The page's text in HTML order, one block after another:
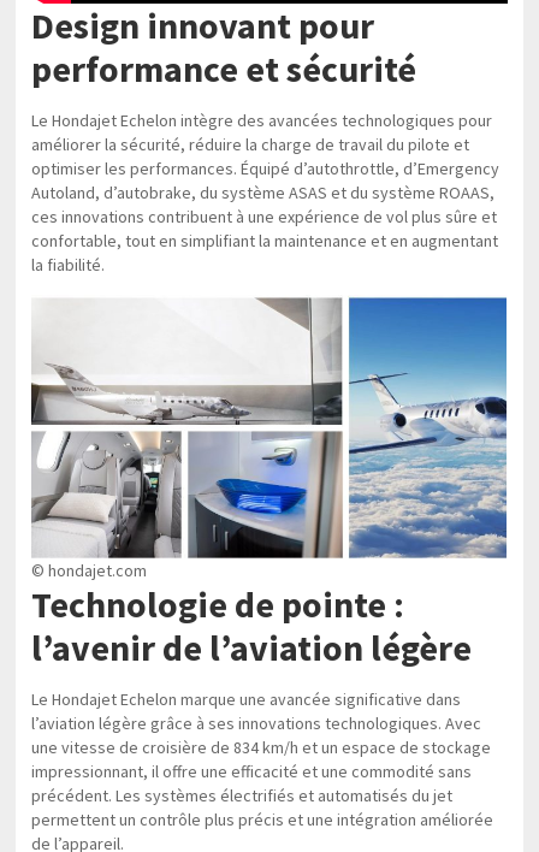
Design innovant pour
performance et sécurité
Le Hondajet Echelon intègre des avancées technologiques pour
améliorer la sécurité, réduire la charge de travail du pilote et
optimiser les performances. Équipé d’autothrottle, d’Emergency
Autoland, d’autobrake, du système ASAS et du système ROAAS,
ces innovations contribuent à une expérience de vol plus sûre et
confortable, tout en simplifiant la maintenance et en augmentant
la fiabilité.
© hondajet.com
Technologie de pointe :
l’avenir de l’aviation légère
Le Hondajet Echelon marque une avancée significative dans
l’aviation légère grâce à ses innovations technologiques. Avec
une vitesse de croisière de 834 km/h et un espace de stockage
impressionnant, il offre une efficacité et une commodité sans
précédent. Les systèmes électrifiés et automatisés du jet
permettent un contrôle plus précis et une intégration améliorée
de l’appareil.